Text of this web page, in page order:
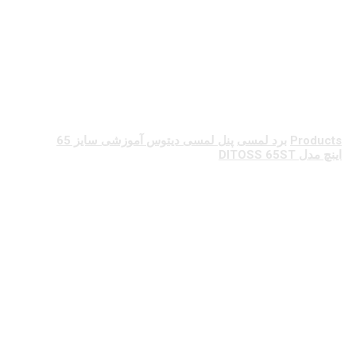
Products برد لمسی
پنل لمسی دیتوس آموزشی سایز 65
اینچ مدل DITOSS 65ST